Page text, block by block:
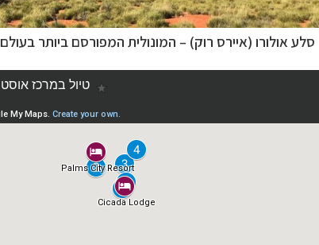
סלע אולורו (איירס רוק) – המונולית המפורסם ביותר בעולם